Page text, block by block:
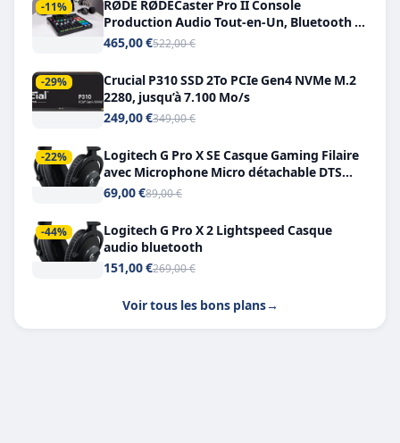
-11%
RØDE RØDECaster Pro II Console
Production Audio Tout-en-Un, Bluetooth et
Double USB-C
465,00 €522,00 €
-29%
Crucial P310 SSD 2To PCIe Gen4 NVMe M.2
2280, jusqu’à 7.100 Mo/s
249,00 €349,00 €
-22%
Logitech G Pro X SE Casque Gaming Filaire
avec Microphone Micro détachable DTS
Headphone X 7.1
69,00 €89,00 €
-44%
Logitech G Pro X 2 Lightspeed Casque
audio bluetooth
151,00 €269,00 €
Voir tous les bons plans→